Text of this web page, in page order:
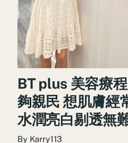
BT plus 美容療
夠親民 想肌膚經
水潤亮白剔透無
By Karry113